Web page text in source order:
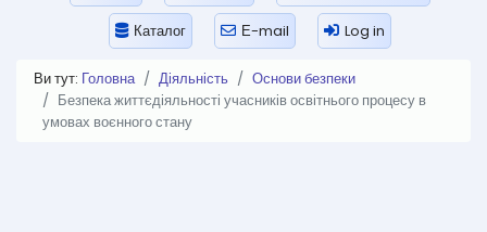
Каталог Е-mail Log in
Ви тут: Головна Діяльність
Основи безпеки
Безпека життєдіяльності учасників освітнього процесу в
умовах воєнного стану